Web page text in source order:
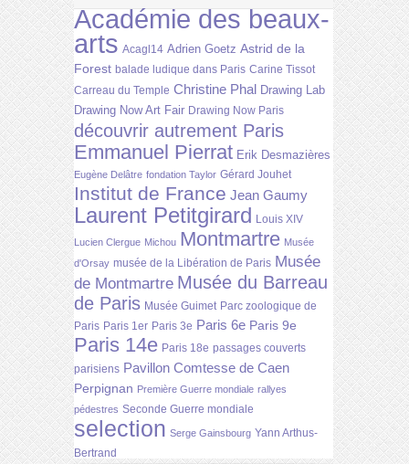
Académie des beaux-
arts Acagl14 Adrien Goetz Astrid de la
Forest balade ludique dans Paris Carine Tissot
Carreau du Temple Christine Phal Drawing Lab
Drawing Now Art Fair Drawing Now Paris
découvrir autrement Paris
Emmanuel Pierrat Erik Desmazières
Eugène Delâtre fondation Taylor Gérard Jouhet
Institut de France Jean Gaumy
Laurent Petitgirard Louis XIV
Lucien Clergue Michou Montmartre Musée
d'Orsay musée de la Libération de Paris Musée
de Montmartre Musée du Barreau
de Paris Musée Guimet Parc zoologique de
Paris Paris 1er Paris 3e Paris 6e Paris 9e
Paris 14e Paris 18e passages couverts
parisiens Pavillon Comtesse de Caen
Perpignan Première Guerre mondiale rallyes
pédestres Seconde Guerre mondiale
selection Serge Gainsbourg Yann Arthus-
Bertrand